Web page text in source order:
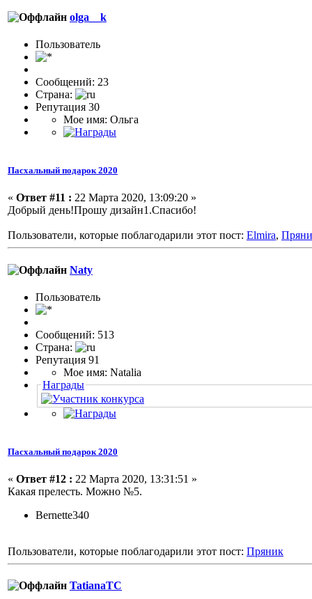
olga__k
Пользоватeль
Сообщений: 23
Страна:
Репутация 30
Мое имя: Ольга
Пасхальный подарок 2020
« Ответ #11 : 22 Марта 2020, 13:09:20 »
Добрый день!Прошу дизайн1.Спасибо!
Пользователи, которые поблагодарили этот пост: Elmira,
Naty
Пользовaтeль
Сообщений: 513
Страна:
Репутация 91
Мое имя: Natalia
Награды
Пасхальный подарок 2020
« Ответ #12 : 22 Марта 2020, 13:31:51 »
Какая прелесть. Можно №5.
Bernette340
Пользователи, которые поблагодарили этот пост: Пряник
TatianaTC